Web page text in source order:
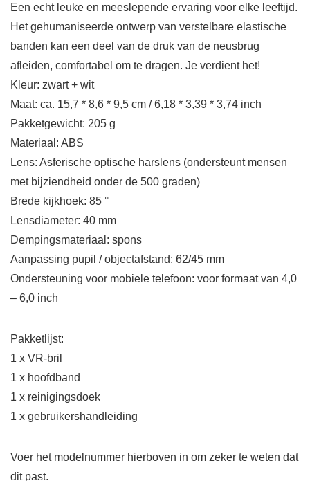
Een echt leuke en meeslepende ervaring voor elke leeftijd.
Het gehumaniseerde ontwerp van verstelbare elastische
banden kan een deel van de druk van de neusbrug
afleiden, comfortabel om te dragen. Je verdient het!
Kleur: zwart + wit
Maat: ca. 15,7 * 8,6 * 9,5 cm / 6,18 * 3,39 * 3,74 inch
Pakketgewicht: 205 g
Materiaal: ABS
Lens: Asferische optische harslens (ondersteunt mensen
met bijziendheid onder de 500 graden)
Brede kijkhoek: 85 °
Lensdiameter: 40 mm
Dempingsmateriaal: spons
Aanpassing pupil / objectafstand: 62/45 mm
Ondersteuning voor mobiele telefoon: voor formaat van 4,0
– 6,0 inch
Pakketlijst:
1 x VR-bril
1 x hoofdband
1 x reinigingsdoek
1 x gebruikershandleiding
Voer het modelnummer hierboven in om zeker te weten dat
dit past.